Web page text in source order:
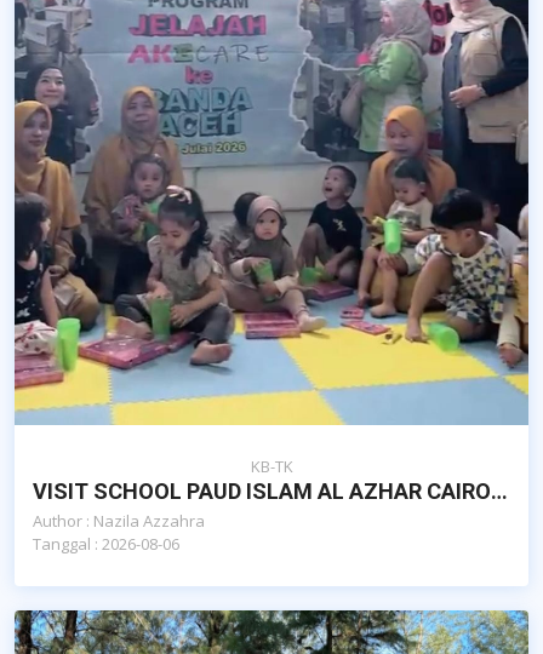
KB-TK
VISIT SCHOOL PAUD ISLAM AL AZHAR CAIRO BANDA ACEH OLEH YAYASAN AL KAUTSAR EDUQIDS MALAYSIA
Author : Nazila Azzahra
Tanggal : 2026-08-06